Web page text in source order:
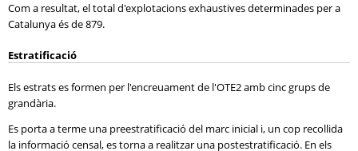
Com a resultat, el total d'explotacions exhaustives determinades per a
Catalunya és de 879.
Estratificació
Els estrats es formen per l'encreuament de l'OTE2 amb cinc grups de
grandària.
Es porta a terme una preestratificació del marc inicial i, un cop recollida
la informació censal, es torna a realitzar una postestratificació. En els